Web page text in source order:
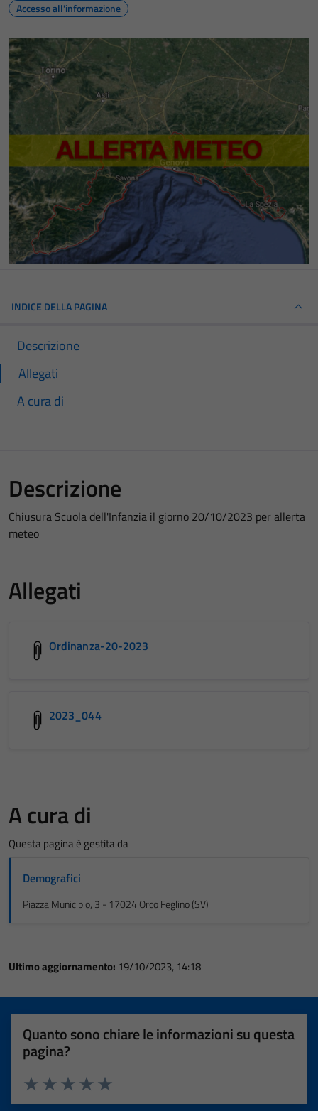
Accesso all'informazione
INDICE DELLA PAGINA
Descrizione
Allegati
A cura di
Descrizione
Chiusura Scuola dell'Infanzia il giorno 20/10/2023 per allerta
meteo
Allegati
Ordinanza-20-2023
2023_044
A cura di
Questa pagina è gestita da
Demografici
Piazza Municipio, 3 - 17024 Orco Feglino (SV)
Ultimo aggiornamento: 19/10/2023, 14:18
Quanto sono chiare le informazioni su questa
pagina?
Valuta 5 stelle su 5
Valuta 4 stelle su 5
Valuta 3 stelle su 5
Valuta 2 stelle su 5
Valuta 1 stelle su 5